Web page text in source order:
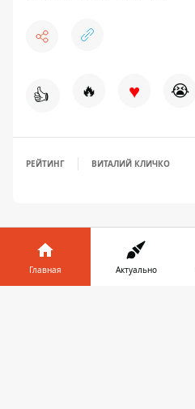
👍 🔥 ♥ 😭
РЕЙТИНГ ВИТАЛИЙ КЛИЧКО
Главная Актуально